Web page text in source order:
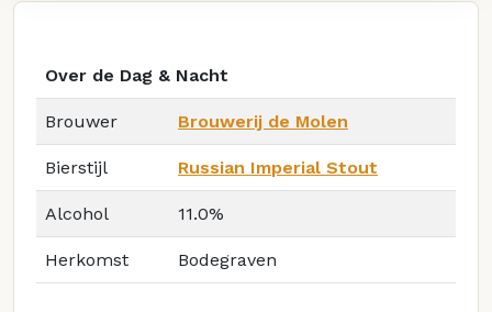
Over de Dag & Nacht
Brouwer Brouwerij de Molen
Bierstijl Russian Imperial Stout
Alcohol 11.0%
Herkomst Bodegraven